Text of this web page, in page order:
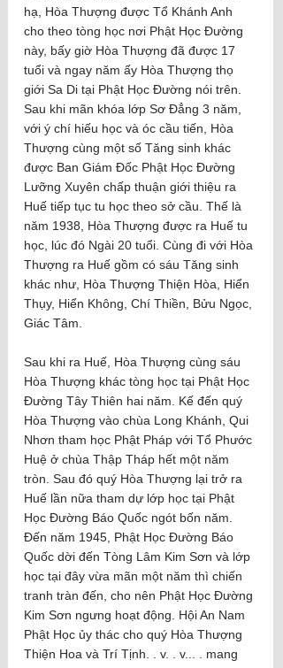
hạ, Hòa Thượng được Tổ Khánh Anh
cho theo tòng học nơi Phật Học Đường
này, bấy giờ Hòa Thượng đã được 17
tuổi và ngay năm ấy Hòa Thượng thọ
giới Sa Di tại Phật Học Đường nói trên.
Sau khi mãn khóa lớp Sơ Đẳng 3 năm,
với ý chí hiếu học và óc cầu tiến, Hòa
Thượng cùng một số Tăng sinh khác
được Ban Giám Đốc Phật Học Đường
Lưỡng Xuyên chấp thuận giới thiệu ra
Huế tiếp tục tu học theo sở cầu. Thế là
năm 1938, Hòa Thượng được ra Huế tu
học, lúc đó Ngài 20 tuổi. Cùng đi với Hòa
Thượng ra Huế gồm có sáu Tăng sinh
khác như, Hòa Thượng Thiện Hòa, Hiển
Thụy, Hiển Không, Chí Thiền, Bửu Ngọc,
Giác Tâm.
Sau khi ra Huế, Hòa Thượng cùng sáu
Hòa Thượng khác tòng học tại Phật Học
Đường Tây Thiên hai năm. Kế đến quý
Hòa Thượng vào chùa Long Khánh, Qui
Nhơn tham học Phật Pháp với Tổ Phước
Huệ ở chùa Thập Tháp hết một năm
tròn. Sau đó quý Hòa Thượng lại trở ra
Huế lần nữa tham dự lớp học tại Phật
Học Đường Báo Quốc ngót bốn năm.
Đến năm 1945, Phật Học Đường Báo
Quốc dời đến Tòng Lâm Kim Sơn và lớp
học tại đây vừa mãn một năm thì chiến
tranh tràn đến, cho nên Phật Học Đường
Kim Sơn ngưng hoạt động. Hội An Nam
Phật Học ủy thác cho quý Hòa Thượng
Thiện Hoa và Trí Tịnh. . v. . v... . mang